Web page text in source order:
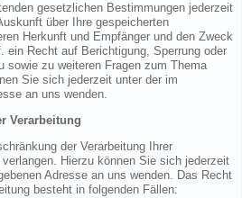
gesetzlichen Bestimmungen jederzeit
über Ihre gespeicherten
Herkunft und Empfänger und den Zweck
ein Recht auf Berichtigung, Sperrung oder
sowie zu weiteren Fragen zum Thema
Sie sich jederzeit unter der im
an uns wenden.
Verarbeitung
der Verarbeitung Ihrer
Hierzu können Sie sich jederzeit
Adresse an uns wenden. Das Recht
besteht in folgenden Fällen: